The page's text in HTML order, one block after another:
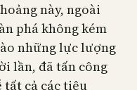
này, ngoài
phá không kém
những lực lượng
lần, đã tấn công
tất cả các tiêu